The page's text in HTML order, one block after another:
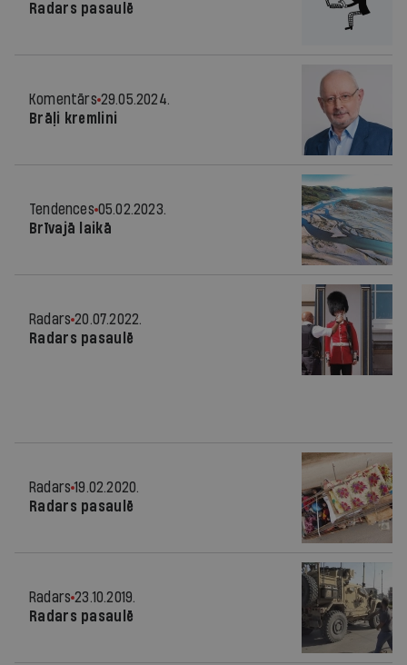
Radars pasaulē
Komentārs 29.05.2024.
Brāļi kremlini
Tendences 05.02.2023.
Brīvajā laikā
Radars 20.07.2022.
Radars pasaulē
Radars 19.02.2020.
Radars pasaulē
Radars 23.10.2019.
Radars pasaulē